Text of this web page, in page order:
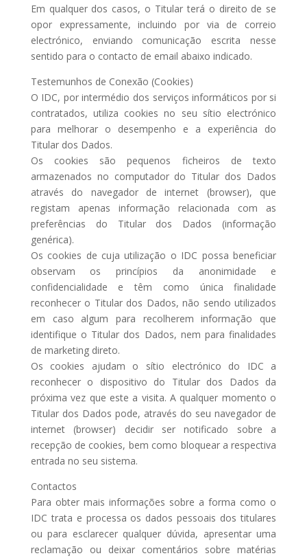
Em qualquer dos casos, o Titular terá o direito de se
opor expressamente, incluindo por via de correio
electrónico, enviando comunicação escrita nesse
sentido para o contacto de email abaixo indicado.
Testemunhos de Conexão (Cookies)
O IDC, por intermédio dos serviços informáticos por si
contratados, utiliza cookies no seu sítio electrónico
para melhorar o desempenho e a experiência do
Titular dos Dados.
Os cookies são pequenos ficheiros de texto
armazenados no computador do Titular dos Dados
através do navegador de internet (browser), que
registam apenas informação relacionada com as
preferências do Titular dos Dados (informação
genérica).
Os cookies de cuja utilização o IDC possa beneficiar
observam os princípios da anonimidade e
confidencialidade e têm como única finalidade
reconhecer o Titular dos Dados, não sendo utilizados
em caso algum para recolherem informação que
identifique o Titular dos Dados, nem para finalidades
de marketing direto.
Os cookies ajudam o sítio electrónico do IDC a
reconhecer o dispositivo do Titular dos Dados da
próxima vez que este a visita. A qualquer momento o
Titular dos Dados pode, através do seu navegador de
internet (browser) decidir ser notificado sobre a
recepção de cookies, bem como bloquear a respectiva
entrada no seu sistema.
Contactos
Para obter mais informações sobre a forma como o
IDC trata e processa os dados pessoais dos titulares
ou para esclarecer qualquer dúvida, apresentar uma
reclamação ou deixar comentários sobre matérias